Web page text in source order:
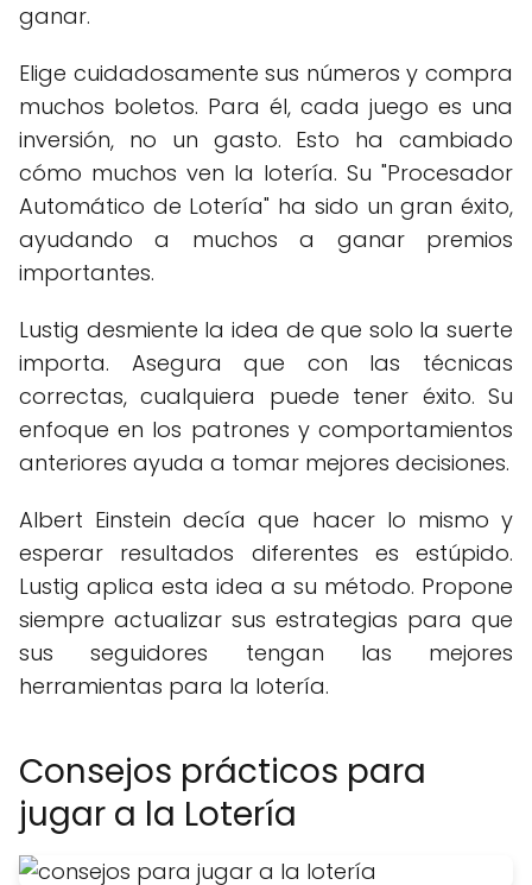
ganar.
Elige cuidadosamente sus números y compra
muchos boletos. Para él, cada juego es una
inversión, no un gasto. Esto ha cambiado
cómo muchos ven la lotería. Su "Procesador
Automático de Lotería" ha sido un gran éxito,
ayudando a muchos a ganar premios
importantes.
Lustig desmiente la idea de que solo la suerte
importa. Asegura que con las técnicas
correctas, cualquiera puede tener éxito. Su
enfoque en los patrones y comportamientos
anteriores ayuda a tomar mejores decisiones.
Albert Einstein decía que hacer lo mismo y
esperar resultados diferentes es estúpido.
Lustig aplica esta idea a su método. Propone
siempre actualizar sus estrategias para que
sus seguidores tengan las mejores
herramientas para la lotería.
Consejos prácticos para
jugar a la Lotería